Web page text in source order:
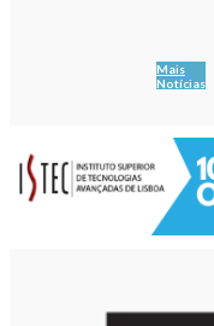
Mais
Notícias